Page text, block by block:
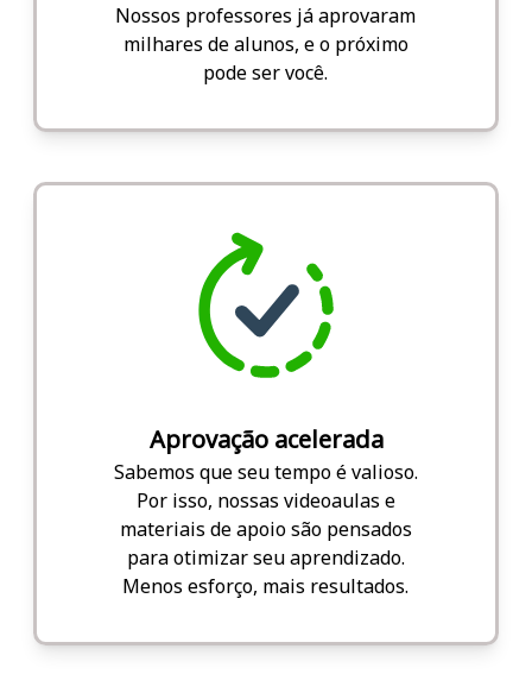
Nossos professores já aprovaram
milhares de alunos, e o próximo
pode ser você.
Aprovação acelerada
Sabemos que seu tempo é valioso.
Por isso, nossas videoaulas e
materiais de apoio são pensados
para otimizar seu aprendizado.
Menos esforço, mais resultados.